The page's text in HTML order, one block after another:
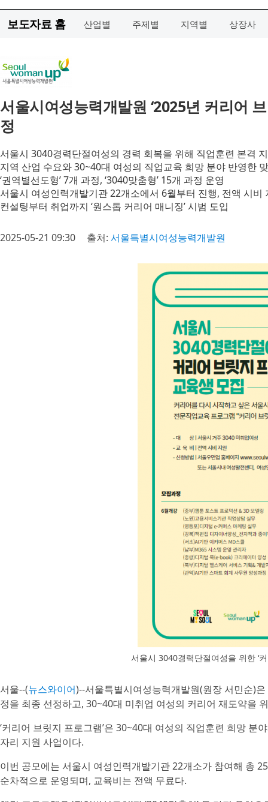
보도자료 홈 산업별 주제별 지역별 상장사
서울시여성능력개발원 ‘2025년 커리어
정
서울시 3040경력단절여성의 경력 회복을 위해 직업훈련 본격
지역 산업 수요와 30~40대 여성의 직업교육 희망 분야 반영한
‘권역별선도형’ 7개 과정, ‘3040맞춤형’ 15개 과정 운영
서울시 여성인력개발기관 22개소에서 6월부터 진행, 전액 시비
컨설팅부터 취업까지 ‘원스톱 커리어 매니징’ 시범 도입
2025-05-21 09:30 출처: 서울특별시여성능력개발원
서울시 3040경력단절여성을 위한 ‘
서울--(뉴스와이어)--서울특별시여성능력개발원(원장 서민순)
정을 최종 선정하고, 30~40대 미취업 여성의 커리어 재도약을
‘커리어 브릿지 프로그램’은 30~40대 여성의 직업훈련 희망
자리 지원 사업이다.
이번 공모에는 서울시 여성인력개발기관 22개소가 참여해 총
순차적으로 운영되며, 교육비는 전액 무료다.